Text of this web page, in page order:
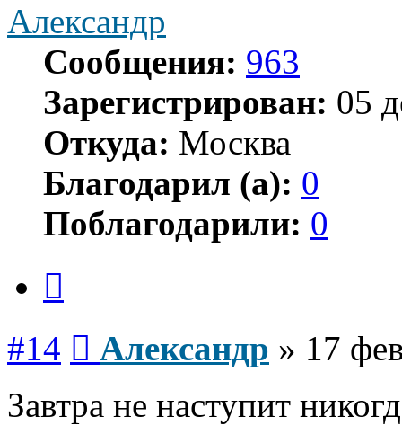
Александр
Сообщения: 963
Зарегистрирован: 05
Откуда: Москва
Благодарил (а): 0
Поблагодарили: 0
#14 Александр » 17
Завтра не наступит